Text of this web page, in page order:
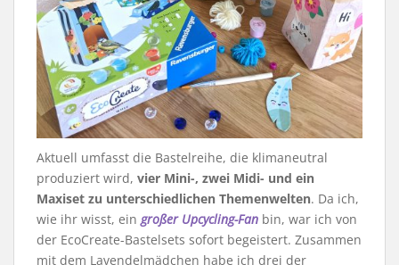
Aktuell umfasst die Bastelreihe, die klimaneutral
produziert wird, vier Mini-, zwei Midi- und ein
Maxiset zu unterschiedlichen Themenwelten. Da ich,
wie ihr wisst, ein großer Upcycling-Fan bin, war ich von
der EcoCreate-Bastelsets sofort begeistert. Zusammen
mit dem Lavendelmädchen habe ich drei der